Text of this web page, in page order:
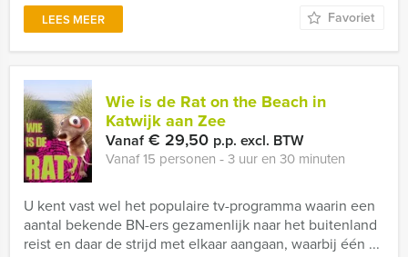
LEES MEER Favoriet
Wie is de Rat on the Beach in
Katwijk aan Zee
Vanaf€ 29,50 p.p. excl. BTW
Vanaf 15 personen ‐ 3 uur en 30 minuten
U kent vast wel het populaire tv-programma waarin een
aantal bekende BN-ers gezamenlijk naar het buitenland
reist en daar de strijd met elkaar aangaan, waarbij één ...